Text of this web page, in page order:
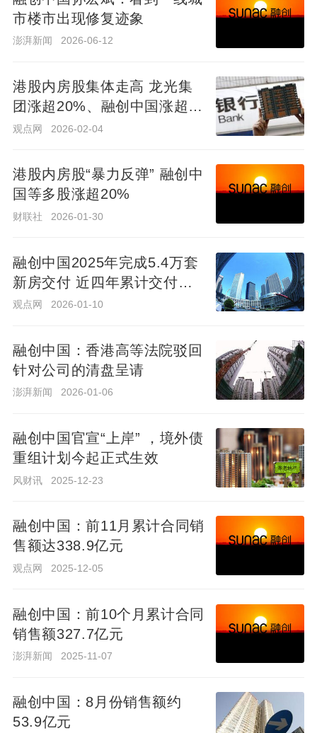
澎湃新闻 2026-06-12
团涨超20%、融创中国涨超
10%
观点网 2026-02-04
国等多股涨超20%
财联社 2026-01-30
新房交付 近四年累计交付超
72.2万套
观点网 2026-01-10
针对公司的清盘呈请
澎湃新闻 2026-01-06
重组计划今起正式生效
风财讯 2025-12-23
售额达338.9亿元
观点网 2025-12-05
销售额327.7亿元
澎湃新闻 2025-11-07
2022-01-10 14:49:09
小道消息，REDD援引知情人士，保利、华侨城、
市楼市出现修复迹象
澎湃新闻 2026-06-12
港股内房股集体走高 龙光集
团涨超20%、融创中国涨超
10%
观点网 2026-02-04
港股内房股“暴力反弹” 融创中
国等多股涨超20%
财联社 2026-01-30
融创中国2025年完成5.4万套
新房交付 近四年累计交付超
72.2万套
观点网 2026-01-10
融创中国：香港高等法院驳回
针对公司的清盘呈请
澎湃新闻 2026-01-06
融创中国官宣“上岸” ，境外债
重组计划今起正式生效
风财讯 2025-12-23
融创中国：前11月累计合同销
售额达338.9亿元
观点网 2025-12-05
融创中国：前10个月累计合同
销售额327.7亿元
澎湃新闻 2025-11-07
融创中国：8月份销售额约
53.9亿元